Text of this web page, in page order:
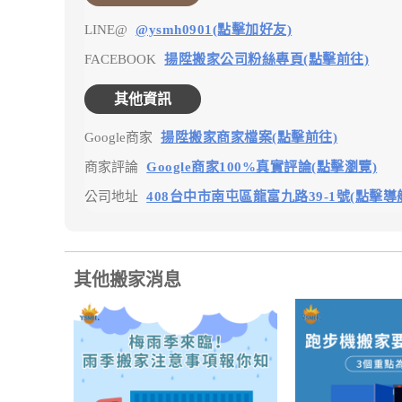
LINE@ @ysmh0901(點擊加好友)
FACEBOOK 揚陞搬家公司粉絲專頁(點擊前往)
其他資訊
Google商家 揚陞搬家商家檔案(點擊前往)
商家評論 Google商家100%真實評論(點擊瀏覽)
公司地址 408台中市南屯區龍富九路39-1號(點擊導
其他搬家消息